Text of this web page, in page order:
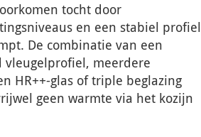
tocht door
en een stabiel profiel
De combinatie van een
vleugelprofiel, meerdere
HR++-glas of triple beglazing
geen warmte via het kozijn